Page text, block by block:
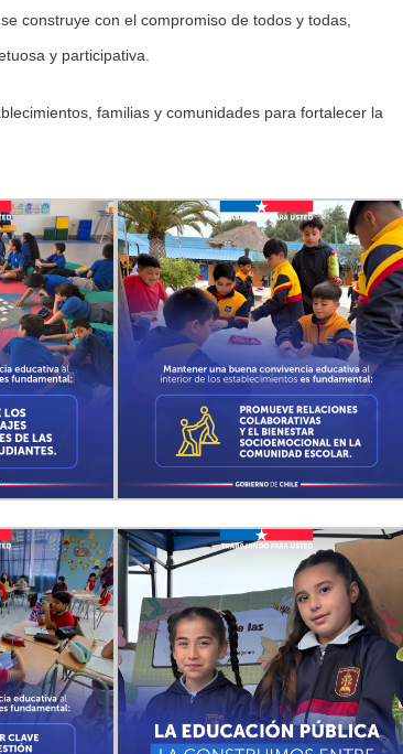
construye con el compromiso de todos y todas,
y participativa.
familias y comunidades para fortalecer la